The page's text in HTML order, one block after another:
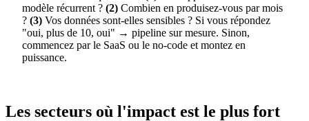
modèle récurrent ? (2) Combien en produisez-vous par mois
? (3) Vos données sont-elles sensibles ? Si vous répondez
"oui, plus de 10, oui" → pipeline sur mesure. Sinon,
commencez par le SaaS ou le no-code et montez en
puissance.
Les secteurs où l'impact est le plus fort